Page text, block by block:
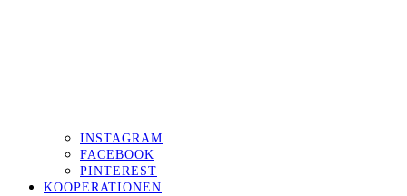
INSTAGRAM
FACEBOOK
PINTEREST
KOOPERATIONEN